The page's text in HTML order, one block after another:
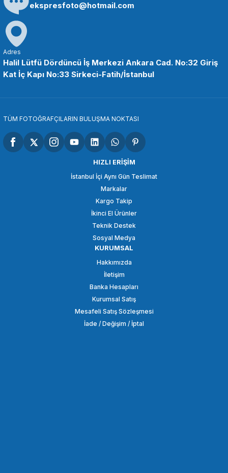
SMALLRİG
SmallRig 1135 Çift Uçlu Top Kafalı Magic Arm
SMALLRİG
SmallRig 1498B Eklemli Shirli Kol (11 '')
SmallRig 2070B Çift Bilyalı Eklem Kolu (1/4 '' Vida)
ekspresfoto@hotmail.com
Adres
Halil Lütfü Dördüncü İş Merkezi Ankara Cad. No:32 Giriş
Kat İç Kapı No:33 Sirkeci-Fatih/İstanbul
TÜM FOTOĞRAFÇILARIN BULUŞMA NOKTASI
HIZLI ERİŞİM
İstanbul İçi Aynı Gün Teslimat
Markalar
Kargo Takip
İkinci El Ürünler
Teknik Destek
Sosyal Medya
KURUMSAL
Hakkımızda
İletişim
Banka Hesapları
Kurumsal Satış
Mesafeli Satış Sözleşmesi
İade / Değişim / İptal